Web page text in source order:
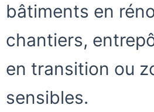
bâtiments en
chantiers,
en transition ou
sensibles.